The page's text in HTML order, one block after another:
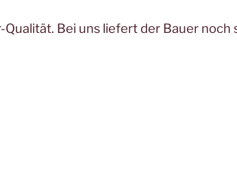
Bei uns liefert der Bauer noch